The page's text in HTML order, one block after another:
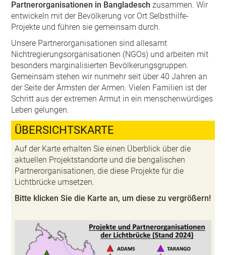
Partnerorganisationen in Bangladesch zusammen. Wir
entwickeln mit der Bevölkerung vor Ort Selbsthilfe-
Projekte und führen sie gemeinsam durch.
Unsere Partnerorganisationen sind allesamt
Nichtregierungsorganisationen (NGOs) und arbeiten mit
besonders marginalisierten Bevölkerungsgruppen.
Gemeinsam stehen wir nunmehr seit über 40 Jahren an
der Seite der Ärmsten der Armen. Vielen Familien ist der
Schritt aus der extremen Armut in ein menschenwürdiges
Leben gelungen.
ÜBERSICHTSKARTE
Auf der Karte erhalten Sie einen Überblick über die
aktuellen Projektstandorte und die bengalischen
Partnerorganisationen, die diese Projekte für die
Lichtbrücke umsetzen.
Bitte klicken Sie die Karte an, um diese zu vergrößern!